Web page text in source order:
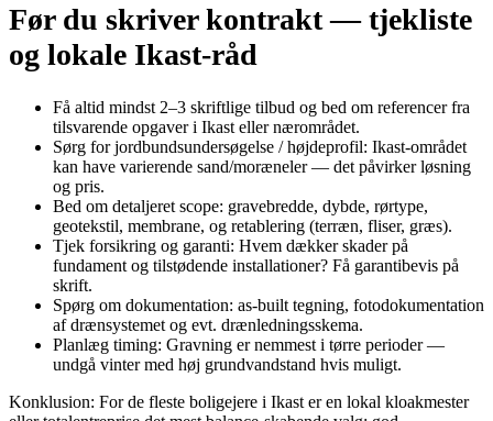
Før du skriver kontrakt — tjekliste
og lokale Ikast‑råd
Få altid mindst 2–3 skriftlige tilbud og bed om referencer fra
tilsvarende opgaver i Ikast eller nærområdet.
Sørg for jordbundsundersøgelse / højdeprofil: Ikast‑området
kan have varierende sand/moræneler — det påvirker løsning
og pris.
Bed om detaljeret scope: gravebredde, dybde, rørtype,
geotekstil, membrane, og retablering (terræn, fliser, græs).
Tjek forsikring og garanti: Hvem dækker skader på
fundament og tilstødende installationer? Få garantibevis på
skrift.
Spørg om dokumentation: as‑built tegning, fotodokumentation
af drænsystemet og evt. drænledningsskema.
Planlæg timing: Gravning er nemmest i tørre perioder —
undgå vinter med høj grundvandstand hvis muligt.
Konklusion: For de fleste boligejere i Ikast er en lokal kloakmester